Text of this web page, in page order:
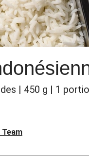
| 450 g | 1
Team